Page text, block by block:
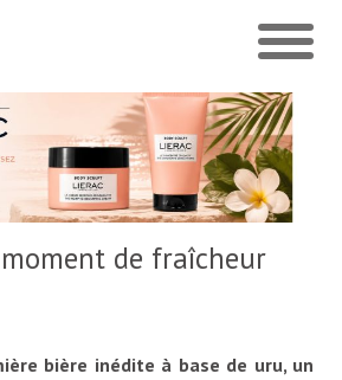
de fraîcheur
bière inédite à base de uru, un